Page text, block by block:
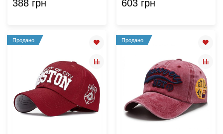
388 грн 603 грн
Продано Продано